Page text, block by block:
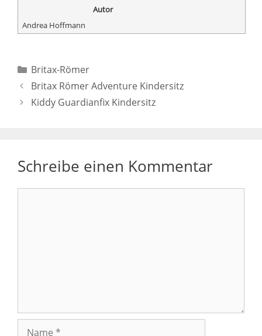
Autor
Andrea Hoffmann
Kategorien
Britax-Römer
Britax Römer Adventure Kindersitz
Kiddy Guardianfix Kindersitz
Schreibe einen Kommentar